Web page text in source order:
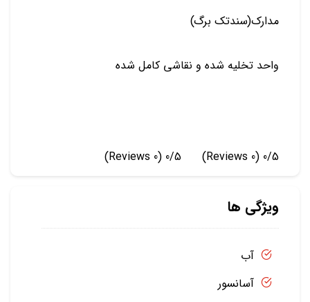
مدارک(سندتک برگ)
واحد تخلیه شده و نقاشی کامل شده
0/5
(0 Reviews)
0/5
(0 Reviews)
ویژگی ها
آب
آسانسور